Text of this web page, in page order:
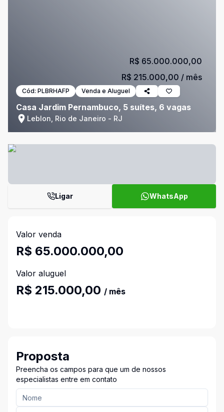
Cód: PLBRHAFP Venda e Aluguel
Casa Jardim Pernambuco, 5 suítes, 6 vagas
Leblon, Rio de Janeiro - RJ
R$ 65.000.000,00
R$ 215.000,00 / mês
Ligar WhatsApp
Valor venda
R$ 65.000.000,00
Valor aluguel
R$ 215.000,00 / mês
Proposta
Preencha os campos para que um de nossos
especialistas entre em contato